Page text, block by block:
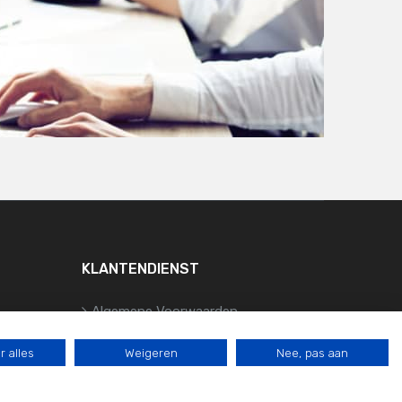
KLANTENDIENST
Algemene Voorwaarden
alles Weigeren Nee, pas aan